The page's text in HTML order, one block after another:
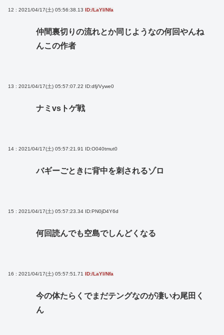
12 : 2021/04/17(土) 05:56:38.13 ID:/LaYI/Nfa
仲間裏切りの流れとか同じようなの何回やんね
んこの作者
13 : 2021/04/17(土) 05:57:07.22 ID:dfj/Vywe0
ナミvsトゲ戦
14 : 2021/04/17(土) 05:57:21.91 ID:O040tmut0
バギーごときに背中を刺されるゾロ
15 : 2021/04/17(土) 05:57:23.34 ID:PN0jD4Y6d
何回読んでも空島でしんどくなる
16 : 2021/04/17(土) 05:57:51.71 ID:/LaYI/Nfa
今の体たらくでまだテングなのが凄いわ尾田く
ん